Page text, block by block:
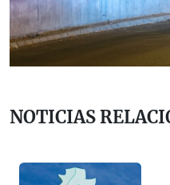
NOTICIAS